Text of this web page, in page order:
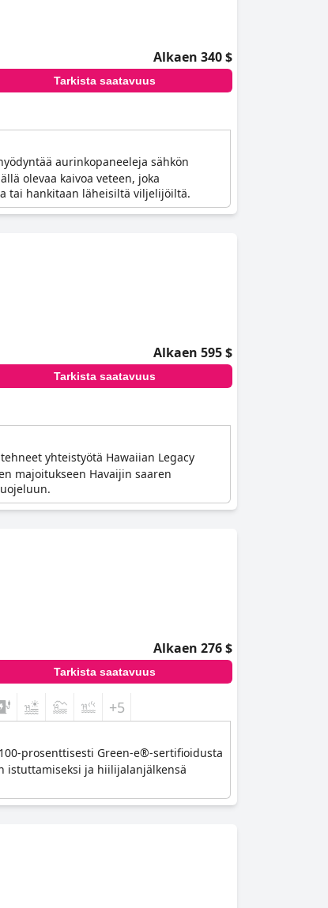
Alkaen 340 $
Tarkista saatavuus
aurinkopaneeleja sähkön
olevaa kaivoa veteen, joka
tai hankitaan läheisiltä viljelijöiltä.
Alkaen 595 $
Tarkista saatavuus
yhteistyötä Hawaiian Legacy
majoitukseen Havaijin saaren
Alkaen 276 $
Tarkista saatavuus
+5
prosenttisesti Green-e®-sertifioidusta
istuttamiseksi ja hiilijalanjälkensä